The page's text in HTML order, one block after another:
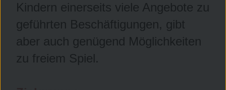
Kindern einerseits viele Angebote zu
geführten Beschäftigungen, gibt
aber auch genügend Möglichkeiten
zu freiem Spiel.